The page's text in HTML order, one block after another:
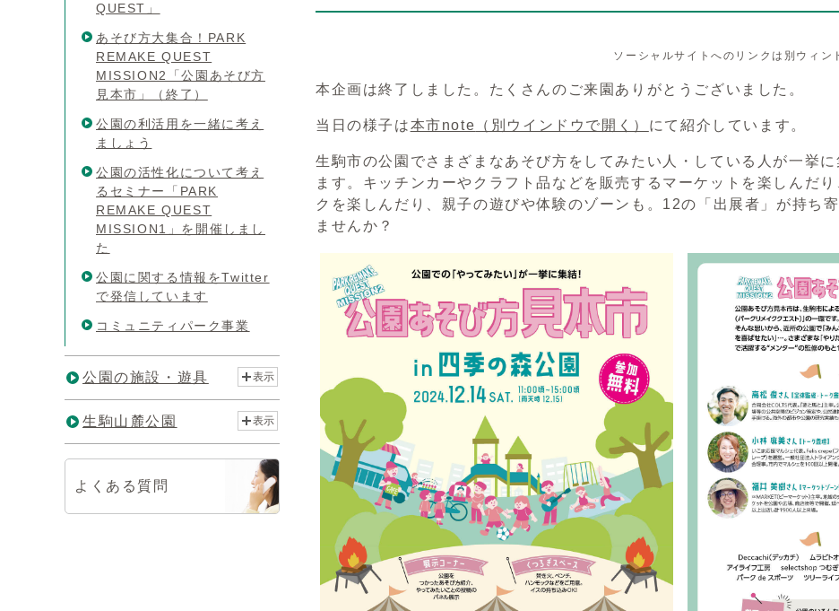
ソーシャルサイトへのリンクは別ウィン
本企画は終了しました。たくさんのご来園ありがとうございました。
当日の様子は本市note （別ウインドウで開く） にて紹介しています。
生駒市の公園でさまざまなあそび方をしてみたい人・している人が一挙
ます。キッチンカーやクラフト品などを販売するマーケットを楽しんだ
クを楽しんだり、親子の遊びや体験のゾーンも。12の「出展者」が持ち
ませんか？
QUEST」
あそび方大集合！PARK
REMAKE QUEST
MISSION2「公園あそび方
見本市」（終了）
公園の利活用を一緒に考え
ましょう
公園の活性化について考え
るセミナー「PARK
REMAKE QUEST
MISSION1」を開催しまし
た
公園に関する情報をTwitter
で発信しています
コミュニティパーク事業
公園の施設・遊具 表示
生駒山麓公園 表示
よくある質問